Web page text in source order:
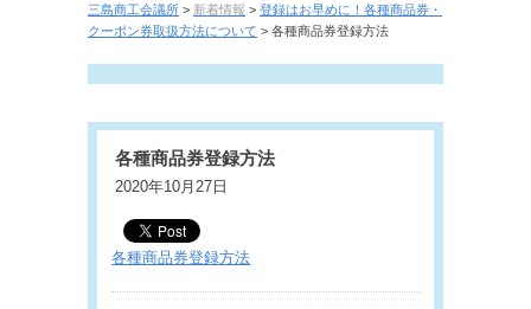
三島商工会議所 > 新着情報 > 登録はお早めに！各種商品券・
クーポン券取扱方法について > 各種商品券登録方法
各種商品券登録方法
2020年10月27日
各種商品券登録方法